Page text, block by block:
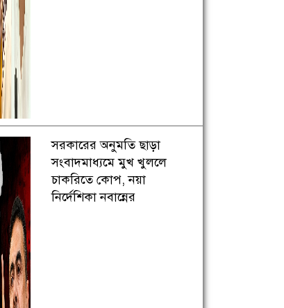
সরকারের অনুমতি ছাড়া
সংবাদমাধ্যমে মুখ খুললে
চাকরিতে কোপ, নয়া
নির্দেশিকা নবান্নের